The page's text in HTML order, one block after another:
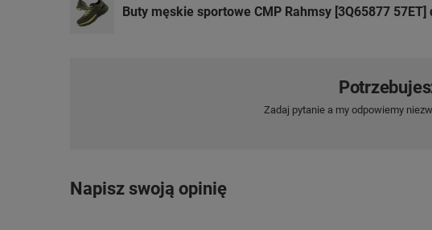
Buty męskie sportowe CMP Rahmsy [3Q65877 57ET]
Zadaj pytanie a my odpowiemy
Napisz swoją opinię